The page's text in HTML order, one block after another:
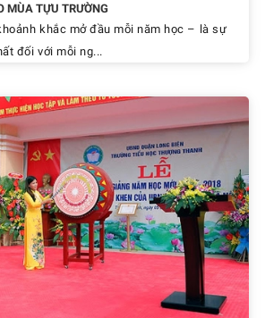
MÙA TỰU TRƯỜNG
khắc mở đầu mỗi năm học – là sự
đối với mỗi ng...